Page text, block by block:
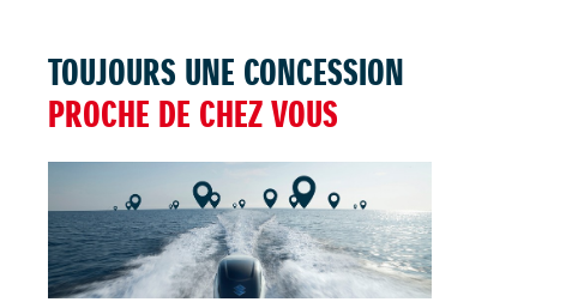
TOUJOURS UNE CONCESSION
PROCHE DE CHEZ VOUS